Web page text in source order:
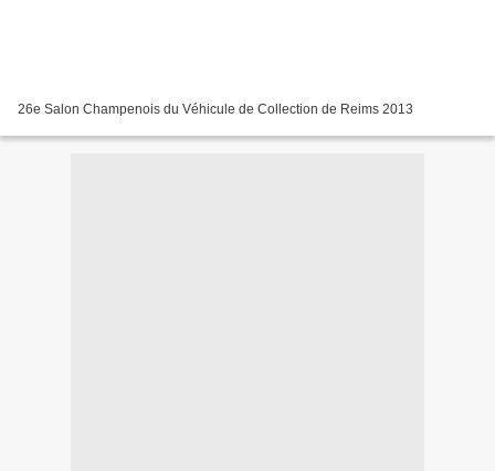
26e Salon Champenois du Véhicule de Collection de Reims 2013